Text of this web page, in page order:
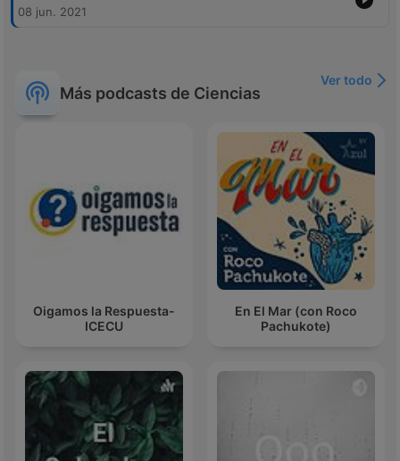
08 jun. 2021
Más podcasts de Ciencias
Ver todo
Oigamos la Respuesta-
ICECU
En El Mar (con Roco
Pachukote)